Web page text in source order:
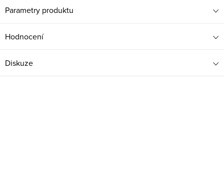
Parametry produktu
Hodnocení
Diskuze